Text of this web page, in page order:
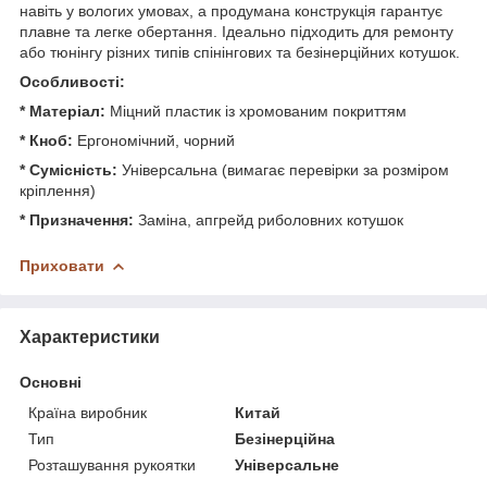
навіть у вологих умовах, а продумана конструкція гарантує
плавне та легке обертання. Ідеально підходить для ремонту
або тюнінгу різних типів спінінгових та безінерційних котушок.
Особливості:
* Матеріал: Міцний пластик із хромованим покриттям
* Кноб: Ергономічний, чорний
* Сумісність: Універсальна (вимагає перевірки за розміром
кріплення)
* Призначення: Заміна, апгрейд риболовних котушок
Приховати
Характеристики
Основні
Країна виробник
Китай
Тип
Безінерційна
Розташування рукоятки
Універсальне